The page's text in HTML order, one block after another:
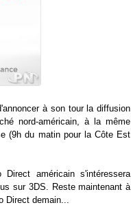
à son tour la diffusion
nord-américain, à la même
(9h du matin pour la Côte Est
américain s'intéressera
sur 3DS. Reste maintenant à
demain...